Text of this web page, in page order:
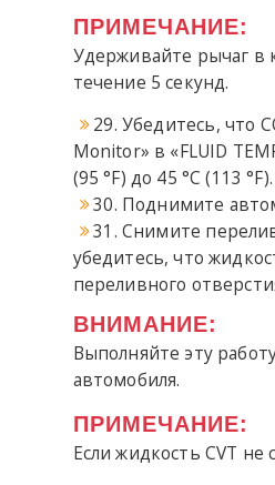
ПРИМЕЧАНИЕ:
Удерживайте рычаг в
течение 5 секунд.
29. Убедитесь, что
Monitor» в «FLUID
(95 °F) до 45 °C (113 °F).
30. Поднимите
31. Снимите
убедитесь, что
переливного
ВНИМАНИЕ:
Выполняйте эту
автомобиля.
ПРИМЕЧАНИЕ:
Если жидкость CVT не